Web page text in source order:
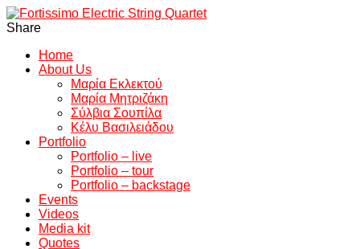
Share
Home
About Us
Μαρία Εκλεκτού
Μαρία Μητριζάκη
Σύλβια Σουπίλα
Κέλυ Βασιλειάδου
Portfolio
Portfolio – live
Portfolio – tour
Portfolio – backstage
Events
Videos
Media kit
Quotes